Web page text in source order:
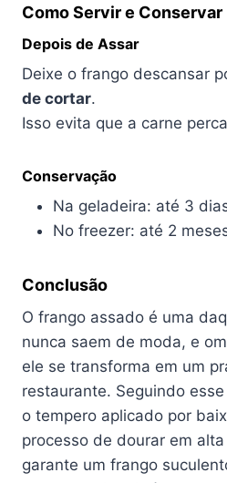
Como Servir e Conservar
Depois de Assar
Deixe o frango descansar
de cortar.
Isso evita que a carne
Conservação
Na geladeira: até 3
No freezer: até 2
Conclusão
O frango assado é uma
nunca saem de moda, e
ele se transforma em um
restaurante. Seguindo
o tempero aplicado por
processo de dourar em
garante um frango